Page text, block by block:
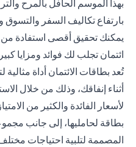
بهذا الموسم الحافل بالمرح
بارتفاع تكاليف السفر والتسوق
يمكنك تحقيق أقصى استفادة من
ائتمان تجلب لك فوائد ومزايا
تُعد بطاقات الائتمان أداة
أثناء إنفاقك، وذلك من خلال
لأسعار الفائدة والكثير من
بطاقة لحامليها، إلى جانب
المصممة لتلبية احتياجات